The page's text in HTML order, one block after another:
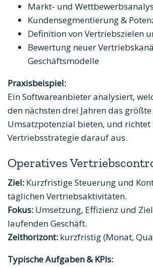
Markt- und
Kundensegmentierung &
Definition von Vertriebszielen
Bewertung neuer
Geschäftsmodelle
Praxisbeispiel:
Ein Softwareanbieter analysiert,
den nächsten drei Jahren das größte
Umsatzpotenzial bieten, und richtet
Vertriebsstrategie darauf aus.
Operatives
Ziel: Kurzfristige Steuerung und
täglichen Vertriebsaktivitäten.
Fokus: Umsetzung, Effizienz und
laufenden Geschäft.
Zeithorizont: kurzfristig (Monat,
Typische Aufgaben & KPIs: